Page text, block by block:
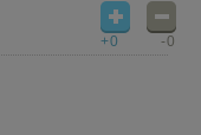
+0 -0